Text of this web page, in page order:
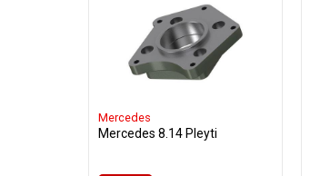
Mercedes
Mercedes 8.14 Pleyti